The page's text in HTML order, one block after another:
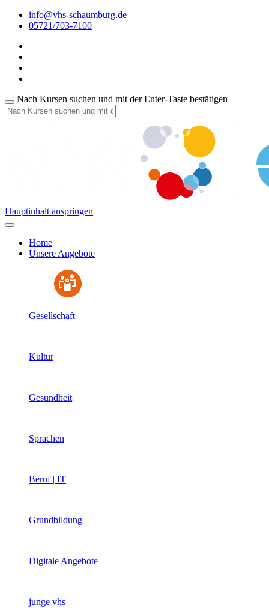
info@vhs-schaumburg.de
05721/703-7100
Nach Kursen suchen und mit der Enter-Taste bestätigen
Hauptinhalt anspringen
Home
Unsere Angebote
Gesellschaft
Kultur
Gesundheit
Sprachen
Beruf | IT
Grundbildung
Digitale Angebote
junge vhs